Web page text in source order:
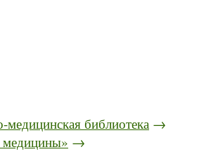
медицинская библиотека →
медицины» →